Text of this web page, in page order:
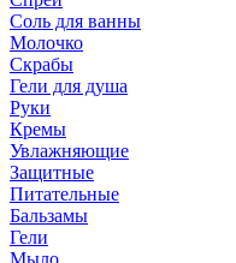
Соль для ванны
Молочко
Скрабы
Гели для душа
Руки
Кремы
Увлажняющие
Защитные
Питательные
Бальзамы
Гели
Мыло